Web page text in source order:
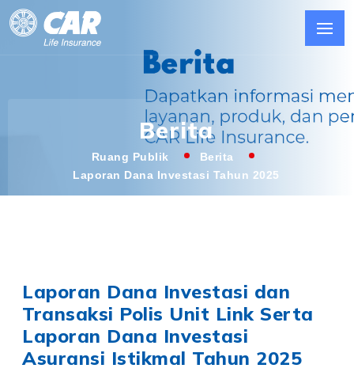
Berita
Ruang Publik
Berita
Laporan Dana Investasi Tahun 2025
Laporan Dana Investasi dan
Transaksi Polis Unit Link Serta
Laporan Dana Investasi
Asuransi Istikmal Tahun 2025